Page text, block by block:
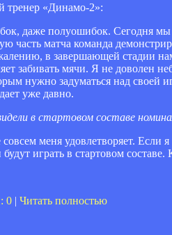
тренер «Динамо-2»:
даже полуошибок. Сегодня
часть матча команда
в завершающей стадии
забивать мячи. Я не доволен
нужно задуматься над своей
уже давно.
в стартовом составе
меня удовлетворяет. Если
играть в стартовом
0 | Читать полностью